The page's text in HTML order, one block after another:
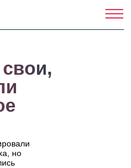
свои,
но